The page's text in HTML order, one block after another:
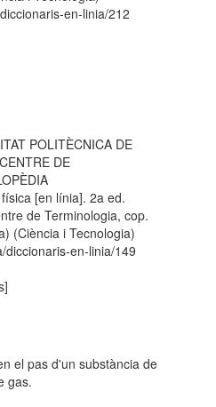
en-linia/212
POLITÈCNICA DE
DE
[en línia]. 2a ed.
de Terminologia, cop.
(Ciència i Tecnologia)
diccionaris-en-linia/149
el pas d'un substància de
gas.